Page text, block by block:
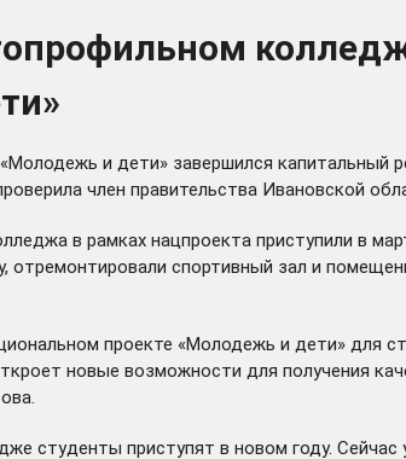
и дети» завершился
член правительства Ивановской
в рамках нацпроекта приступили в
отремонтировали спортивный зал и
проекте «Молодежь и дети» для
новые возможности для получения
студенты приступят в новом году.